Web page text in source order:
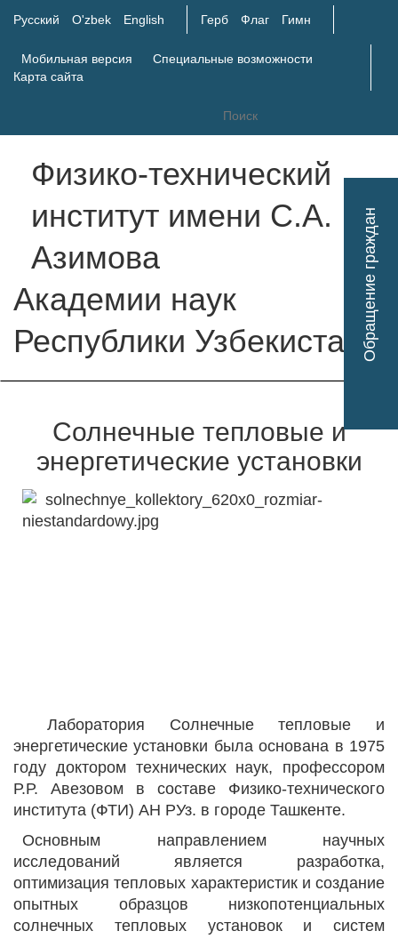
Обращение граждан
Русский O'zbek English Герб Флаг Гимн
Мобильная версия
Специальные возможности
Карта сайта
Физико-технический
институт имени С.А.
Азимова
Академии наук
Республики Узбекистан
Солнечные тепловые и
энергетические установки
Лаборатория Солнечные тепловые и
энергетические установки была основана в 1975
году доктором технических наук, профессором
Р.Р. Авезовом в составе Физико-технического
института (ФТИ) АН РУз. в городе Ташкенте.
Основным направлением научных
исследований является разработка,
оптимизация тепловых характеристик и создание
опытных образцов низкопотенциальных
солнечных тепловых установок и систем